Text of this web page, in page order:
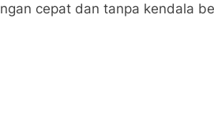
cepat dan tanpa kendala